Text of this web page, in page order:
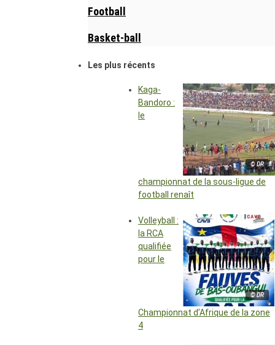
Football
Basket-ball
Les plus récents
© DR
Kaga-
Bandoro :
le
championnat de la sous-ligue de
football renaît
© DR
Volleyball :
la RCA
qualifiée
pour le
Championnat d’Afrique de la zone
4